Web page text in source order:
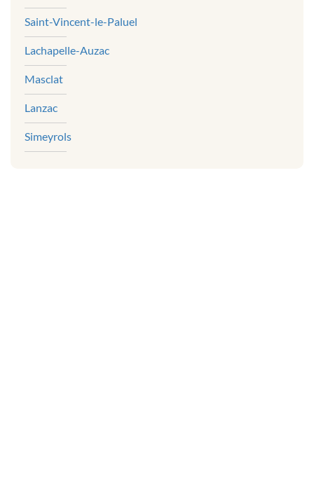
Saint-Vincent-le-Paluel
Lachapelle-Auzac
Masclat
Lanzac
Simeyrols